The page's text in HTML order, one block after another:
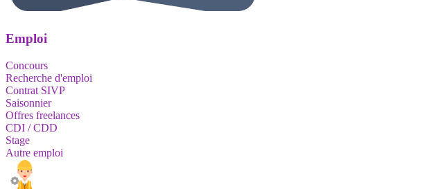
Emploi
Concours
Recherche d'emploi
Contrat SIVP
Saisonnier
Offres freelances
CDI / CDD
Stage
Autre emploi